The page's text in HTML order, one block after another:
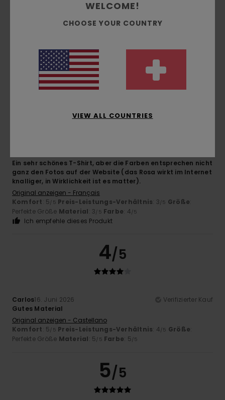
4/5
Ein sehr schönes T-Shirt, aber die Farben entsprechen nicht
ganz den Fotos auf der Website (das Rosa wirkt im Internet
knalliger, in Wirklichkeit ist es matter).
Original anzeigen - Français
Komfort: 5/5 Preis-Leistungs-Verhältnis: 3/5 Größe:
Perfekte Größe Material: 3/5 Farbe: 4/5
Ich empfehle dieses Produkt
4/5
Carlos16. Juni 2026
Verifizierter Kauf
Gutes Material
Original anzeigen - Castellano
Komfort: 5/5 Preis-Leistungs-Verhältnis: 4/5 Größe:
Perfekte Größe Material: 5/5 Farbe: 5/5
5/5
WELCOME!
CHOOSE YOUR COUNTRY
VIEW ALL COUNTRIES